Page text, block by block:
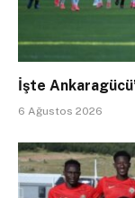
İşte
6 Ağustos 2026